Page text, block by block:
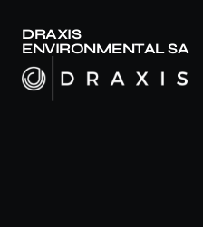
DRAXIS
ENVIRONMENTAL SA